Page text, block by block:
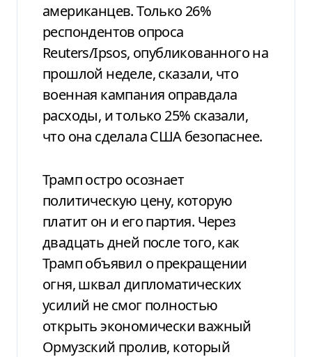
американцев. Только 26%
респондентов опроса
Reuters/Ipsos, опубликованного на
прошлой неделе, сказали, что
военная кампания оправдала
расходы, и только 25% сказали,
что она сделала США безопаснее.
Трамп остро осознает
политическую цену, которую
платит он и его партия. Через
двадцать дней после того, как
Трамп объявил о прекращении
огня, шквал дипломатических
усилий не смог полностью
открыть экономически важный
Ормузский пролив, который